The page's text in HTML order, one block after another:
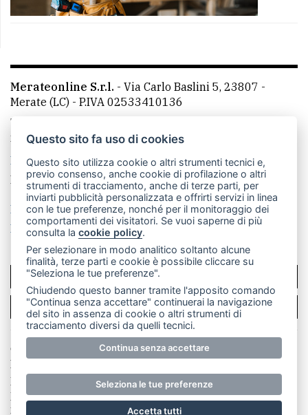
Merateonline S.r.l. - Via Carlo Baslini 5, 23807 -
Merate (LC) - P.IVA 02533410136
Telefono:
mail: redazione@merateonline.it
La redazione
CasateOnline LeccoOnline
RSS
Made by VIP
Privacy policy
Cookie policy
Rivedi le tue scelte sui cookie
SCRIVICI
PER LA TUA PUBBLICITÀ
© Copyright Merateonline S.r.l. - Tutti i diritti riservati.
E' proibita la riproduzione e pubblicazione anche
parziale di testi, articoli e immagini senza la
preventiva autorizzazione scritta dell'editore. RI Lecco
numero Rea LC 291.277 - Capitale sociale 10.329,14 €
Questo sito fa uso di cookies
Questo sito utilizza cookie o altri strumenti tecnici e,
previo consenso, anche cookie di profilazione o altri
strumenti di tracciamento, anche di terze parti, per
inviarti pubblicità personalizzata e offrirti servizi in linea
con le tue preferenze, nonché per il monitoraggio dei
comportamenti dei visitatori. Se vuoi saperne di più
consulta lacookie policy.
Per selezionare in modo analitico soltanto alcune
finalità, terze parti e cookie è possibile cliccare su
"Seleziona le tue preferenze".
Chiudendo questo banner tramite l'apposito comando
"Continua senza accettare" continuerai la navigazione
del sito in assenza di cookie o altri strumenti di
tracciamento diversi da quelli tecnici.
Continua senza accettare
Seleziona le tue preferenze
Accetta tutti